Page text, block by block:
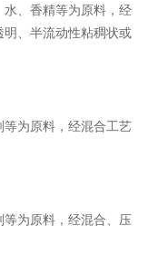
、香精等为原料，经
、半流动性粘稠状或
为原料，经混合工艺
为原料，经混合、压